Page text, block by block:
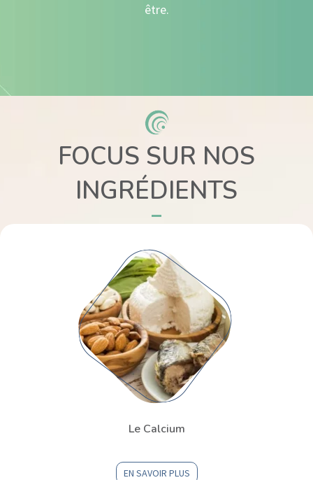
être.
FOCUS SUR NOS
INGRÉDIENTS
Le Calcium
EN SAVOIR PLUS